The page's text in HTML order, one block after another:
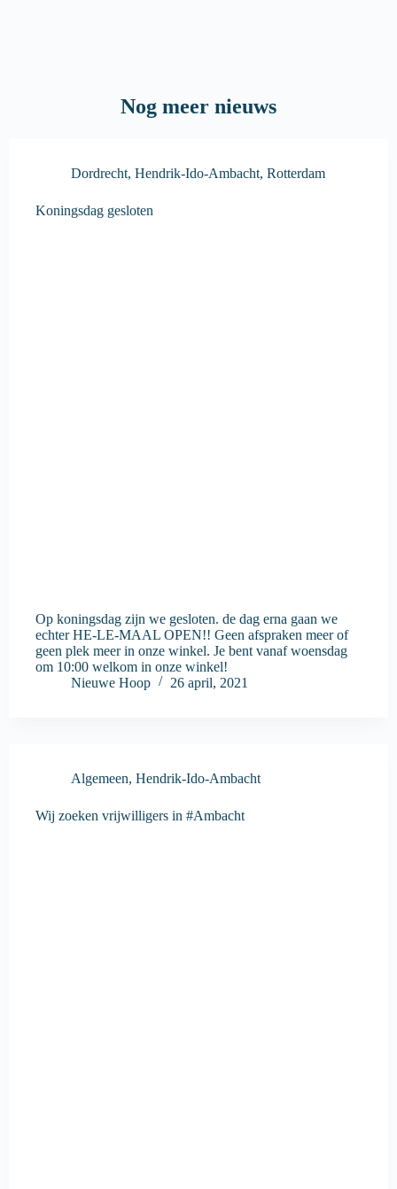
Nog meer nieuws
Dordrecht, Hendrik-Ido-Ambacht, Rotterdam
Koningsdag gesloten
Op koningsdag zijn we gesloten. de dag erna gaan we
echter HE-LE-MAAL OPEN!! Geen afspraken meer of
geen plek meer in onze winkel. Je bent vanaf woensdag
om 10:00 welkom in onze winkel!
Nieuwe Hoop
26 april, 2021
Algemeen, Hendrik-Ido-Ambacht
Wij zoeken vrijwilligers in #Ambacht